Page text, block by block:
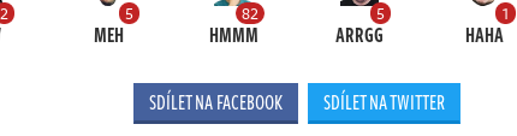
2 5
MEH
82
HMMM
5
ARRGG
1
HAHA
SDÍLET NA FACEBOOK SDÍLET NA TWITTER